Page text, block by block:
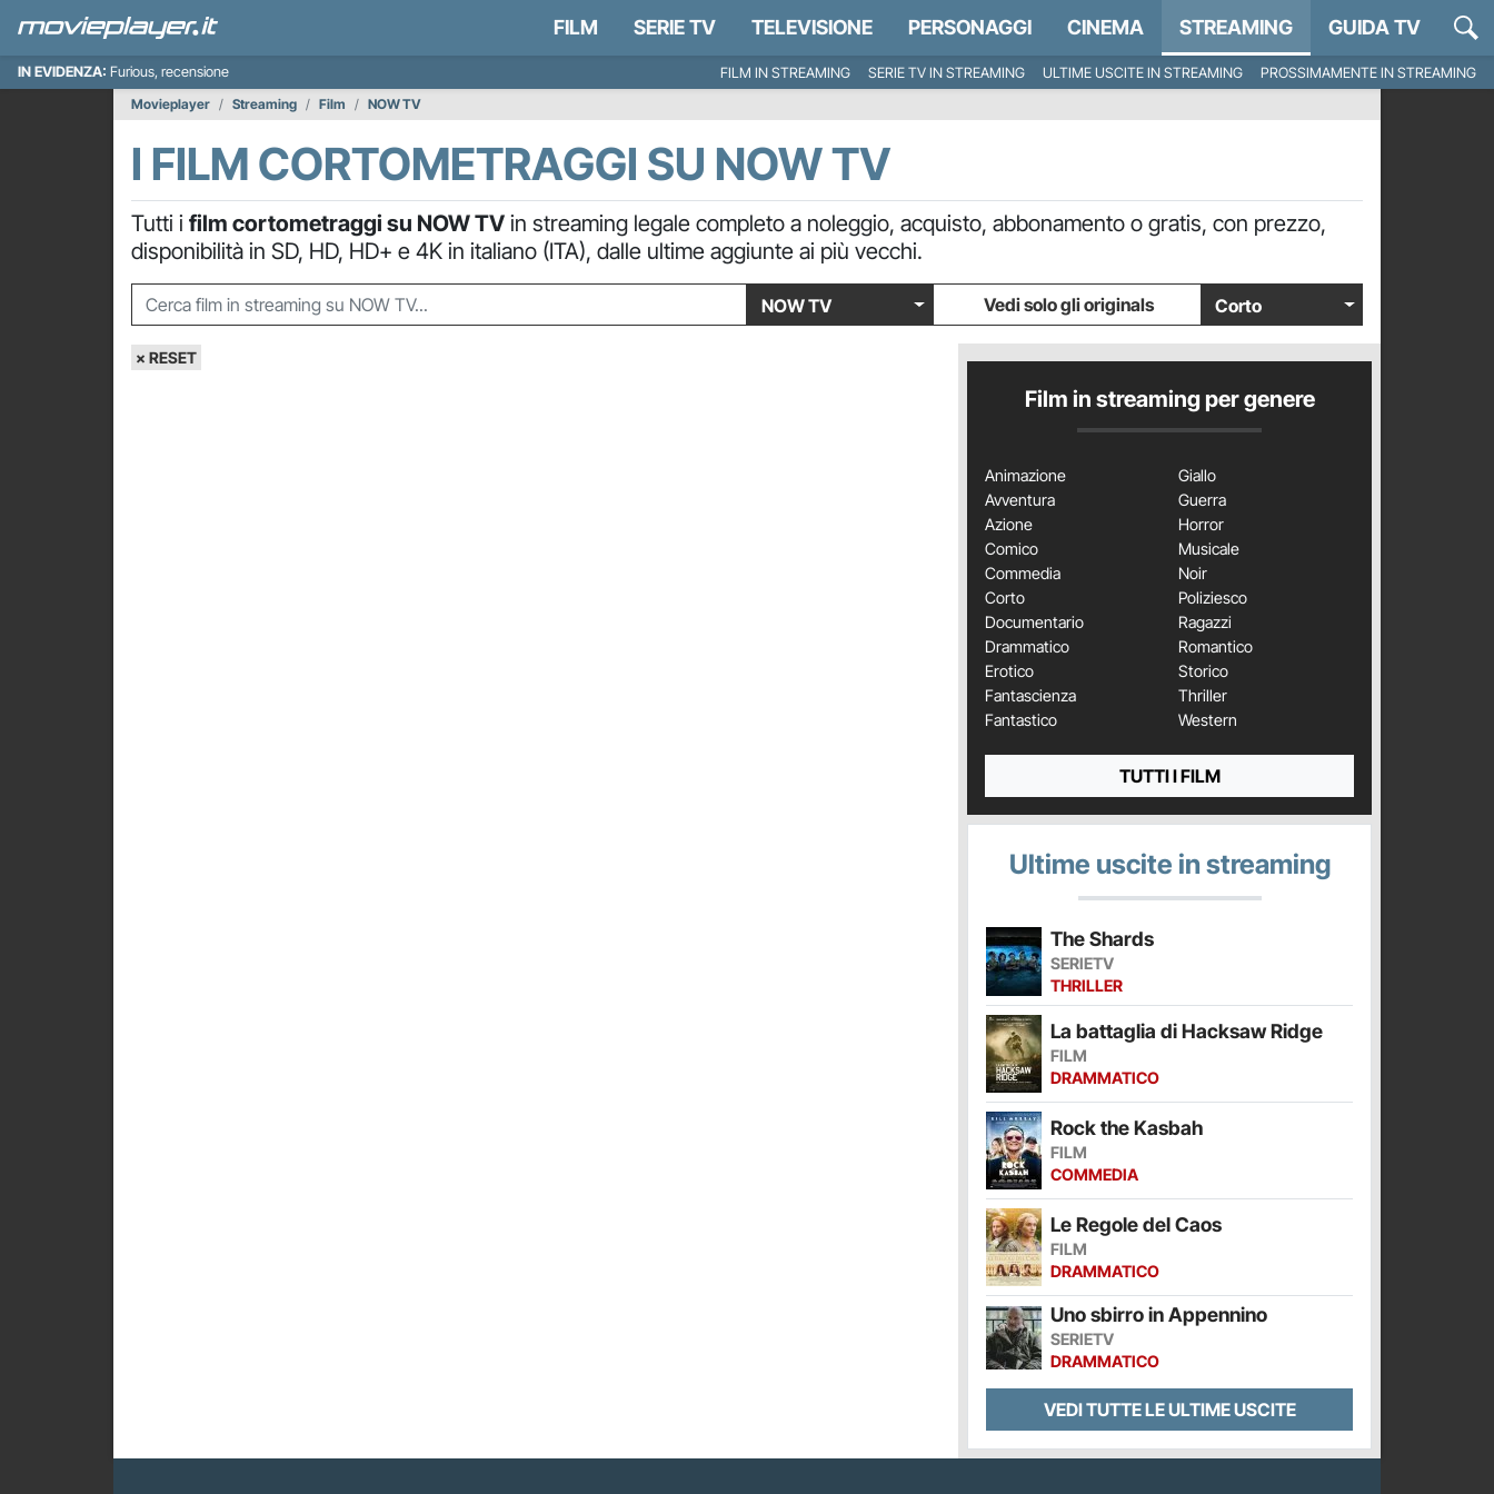
FILM SERIE TV TELEVISIONE PERSONAGGI CINEMA STREAMING GUIDA TV
IN EVIDENZA: Furious, recensione FILM IN STREAMING SERIE TV IN STREAMING ULTIME USCITE IN STREAMING
PROSSIMAMENTE IN STREAMING
Movieplayer
Streaming Film NOW TV
I FILM CORTOMETRAGGI SU NOW TV
Tutti i film cortometraggi su NOW TV in streaming legale completo a noleggio, acquisto, abbonamento o gratis, con prezzo,
disponibilità in SD, HD, HD+ e 4K in italiano (ITA), dalle ultime aggiunte ai più vecchi.
NOW TV Vedi solo gli originals Corto
× RESET
Film in streaming per genere
Animazione
Avventura
Azione
Comico
Commedia
Corto
Documentario
Drammatico
Erotico
Fantascienza
Fantastico
Giallo
Guerra
Horror
Musicale
Noir
Poliziesco
Ragazzi
Romantico
Storico
Thriller
Western
TUTTI I FILM
Ultime uscite in streaming
The Shards
SERIETV
THRILLER
La battaglia di Hacksaw Ridge
FILM
DRAMMATICO
Rock the Kasbah
FILM
COMMEDIA
Le Regole del Caos
FILM
DRAMMATICO
Uno sbirro in Appennino
SERIETV
DRAMMATICO
VEDI TUTTE LE ULTIME USCITE